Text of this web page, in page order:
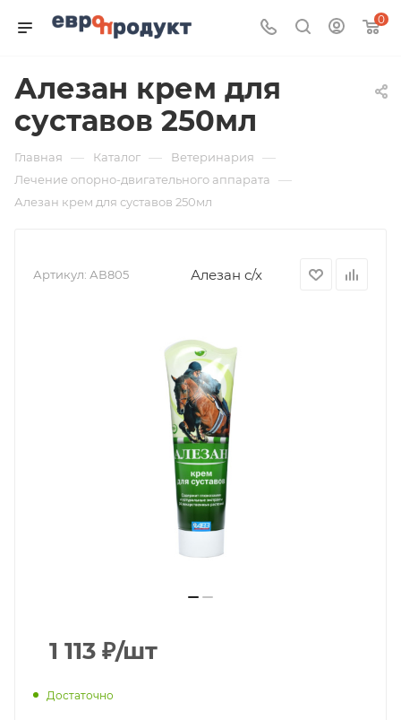
0
Алезан крем для
суставов 250мл
Главная — Каталог — Ветеринария —
Лечение опорно-двигательного аппарата —
Алезан крем для суставов 250мл
Артикул: АВ805 Алезан с/х
1 113 ₽/шт
Достаточно